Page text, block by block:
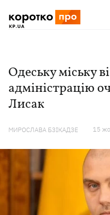
Одеську міську
адміністрацію
Лисак
МИРОСЛАВА БЗІКАДЗЕ 15